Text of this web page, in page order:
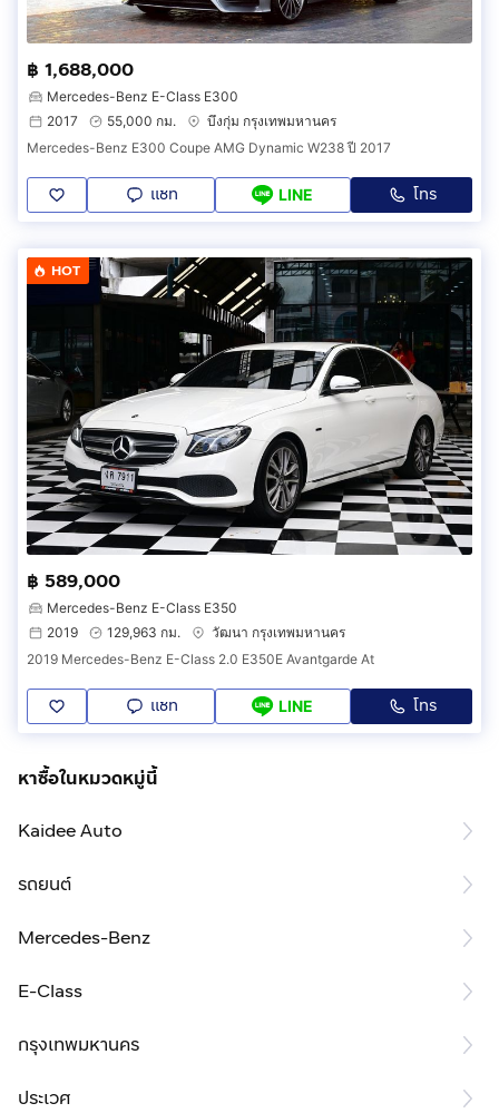
฿ 1,688,000
Mercedes-Benz E-Class E300
2017
55,000 กม.
บึงกุ่ม กรุงเทพมหานคร
Mercedes-Benz E300 Coupe AMG Dynamic W238 ปี 2017
แชท LINE โทร
HOT
฿ 589,000
Mercedes-Benz E-Class E350
2019
129,963 กม.
วัฒนา กรุงเทพมหานคร
2019 Mercedes-Benz E-Class 2.0 E350E Avantgarde At
แชท LINE โทร
หาซื้อในหมวดหมู่นี้
Kaidee Auto
รถยนต์
Mercedes-Benz
E-Class
กรุงเทพมหานคร
ประเวศ